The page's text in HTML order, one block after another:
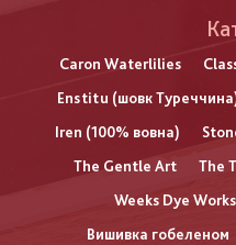
Caron Waterlilies
Enstitu (шовк
Iren (100% вовна)
The Gentle Art
The
Weeks Dye Works
Вишивка гобеленом